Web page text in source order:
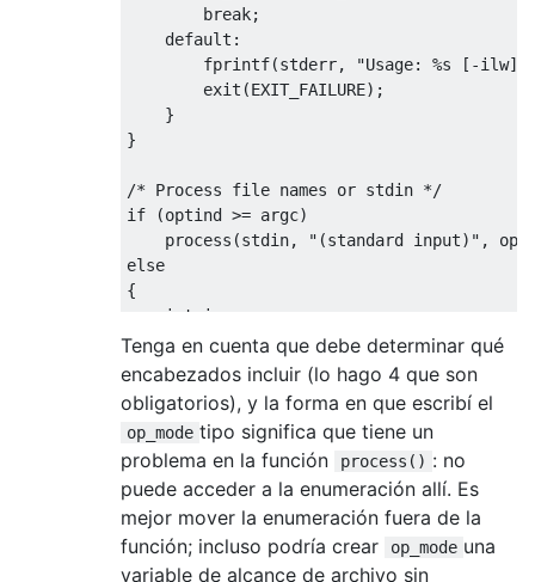
break;
default :
        fprintf
(stderr,
"Usage: %s [-
        exit
(EXIT_FAILURE);
}
}
/* Process file names or stdin */
if
(optind >= argc)
    process
(stdin, "(standard input)" ,
else
{
int
i
for
(i = optind; i < argc; i++)
{
FILE
= fopen (argv i "r"
if ( fp == 0 )
            fprintf
( stderr, "%s: failed to
                    argv
[0], argv [i],
else
{
            process
(fp, argv[i ], op_mode
            fclose
fp
Tenga en cuenta que debe determinar qué
encabezados incluir (lo hago 4 que son
obligatorios), y la forma en que escribí el
op_mode tipo significa que tiene un
problema en la función
process() : no
puede acceder a la enumeración allí. Es
mejor mover la enumeración fuera de la
función; incluso podría crear
op_mode una
variable de alcance de archivo sin